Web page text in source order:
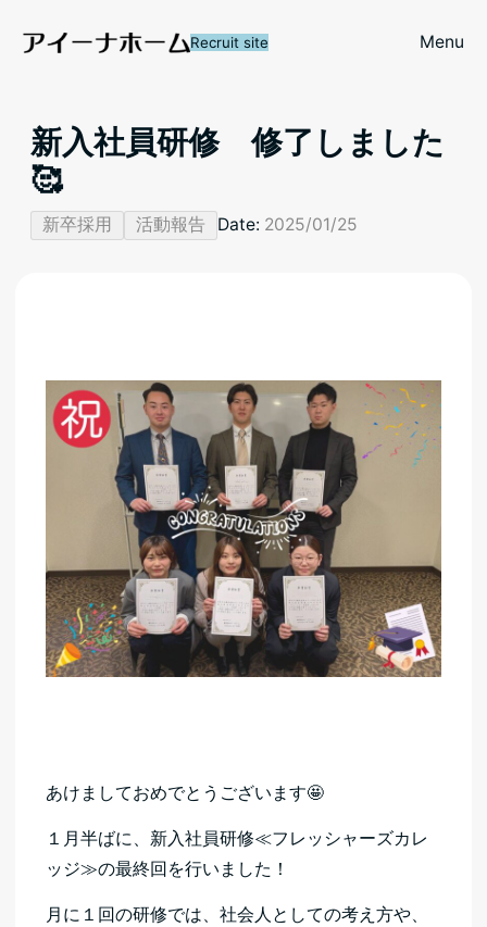
Recruit site Menu
新入社員研修 修了しました
🥰
新卒採用 活動報告 Date: 2025/01/25
あけましておめでとうございます🤩
１月半ばに、新入社員研修≪フレッシャーズカレ
ッジ≫の最終回を行いました！
月に１回の研修では、社会人としての考え方や、